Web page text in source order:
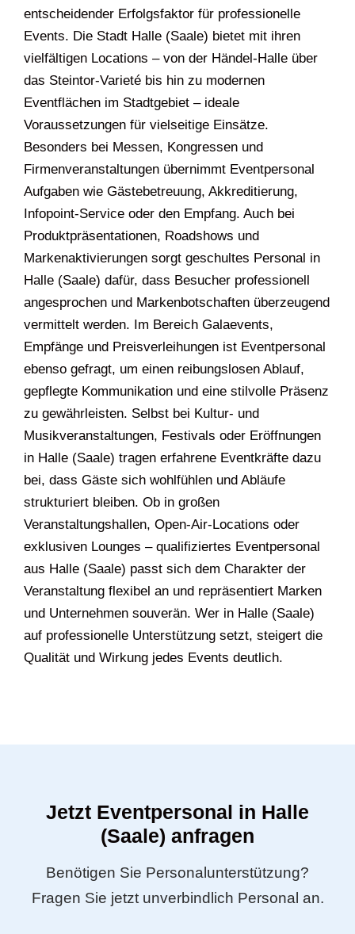
entscheidender Erfolgsfaktor für professionelle
Events. Die Stadt Halle (Saale) bietet mit ihren
vielfältigen Locations – von der Händel-Halle über
das Steintor-Varieté bis hin zu modernen
Eventflächen im Stadtgebiet – ideale
Voraussetzungen für vielseitige Einsätze.
Besonders bei Messen, Kongressen und
Firmenveranstaltungen übernimmt Eventpersonal
Aufgaben wie Gästebetreuung, Akkreditierung,
Infopoint-Service oder den Empfang. Auch bei
Produktpräsentationen, Roadshows und
Markenaktivierungen sorgt geschultes Personal in
Halle (Saale) dafür, dass Besucher professionell
angesprochen und Markenbotschaften überzeugend
vermittelt werden. Im Bereich Galaevents,
Empfänge und Preisverleihungen ist Eventpersonal
ebenso gefragt, um einen reibungslosen Ablauf,
gepflegte Kommunikation und eine stilvolle Präsenz
zu gewährleisten. Selbst bei Kultur- und
Musikveranstaltungen, Festivals oder Eröffnungen
in Halle (Saale) tragen erfahrene Eventkräfte dazu
bei, dass Gäste sich wohlfühlen und Abläufe
strukturiert bleiben. Ob in großen
Veranstaltungshallen, Open-Air-Locations oder
exklusiven Lounges – qualifiziertes Eventpersonal
aus Halle (Saale) passt sich dem Charakter der
Veranstaltung flexibel an und repräsentiert Marken
und Unternehmen souverän. Wer in Halle (Saale)
auf professionelle Unterstützung setzt, steigert die
Qualität und Wirkung jedes Events deutlich.
Jetzt Eventpersonal in Halle
(Saale) anfragen
Benötigen Sie Personalunterstützung?
Fragen Sie jetzt unverbindlich Personal an.